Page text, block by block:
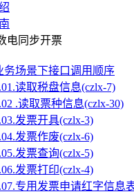
电同步开票
务场景下接口调用顺序
读取税盘信息(czlx-7)
.读取票种信息(czlx-30)
发票开具(czlx-3)
发票作废(czlx-6)
发票查询(czlx-5)
发票打印(czlx-4)
专用发票申请红字信息